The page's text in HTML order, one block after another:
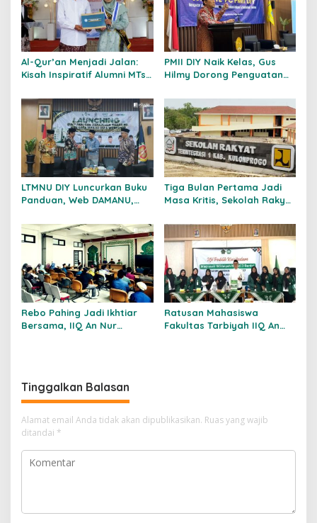
Al-Qur’an Menjadi Jalan:
Kisah Inspiratif Alumni MTs
Menembus Perguruan
Tinggi Negeri
PMII DIY Naik Kelas, Gus
Hilmy Dorong Penguatan
Digitalisasi Gerakan
LTMNU DIY Luncurkan Buku
Panduan, Web DAMANU,
Crowdfunding
Tiga Bulan Pertama Jadi
Masa Kritis, Sekolah Rakyat
Kemandirian Siswa Sejak
Hari Pertama
Rebo Pahing Jadi Ikhtiar
Bersama, IIQ An Nur
Ratusan Mahasiswa
Fakultas Tarbiyah IIQ An
Tinggalkan Balasan
Alamat email Anda tidak akan dipublikasikan. Ruas yang wajib
ditandai *